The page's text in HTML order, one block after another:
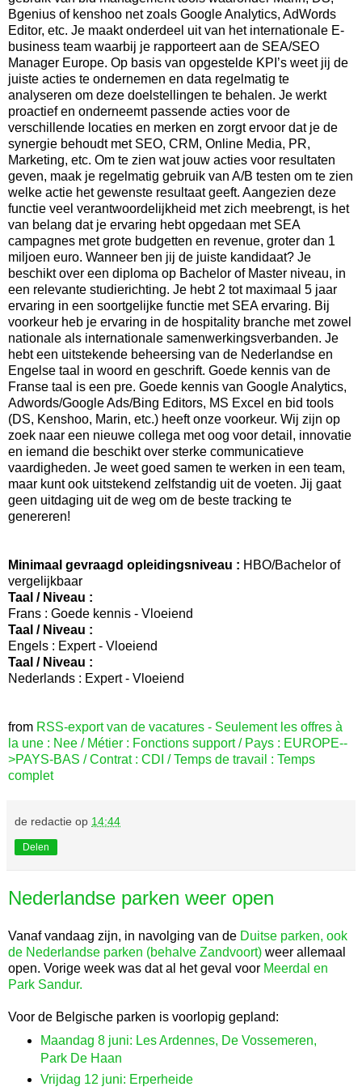
Bgenius of kenshoo net zoals Google Analytics, AdWords
Editor, etc. Je maakt onderdeel uit van het internationale E-
business team waarbij je rapporteert aan de SEA/SEO
Manager Europe. Op basis van opgestelde KPI’s weet jij de
juiste acties te ondernemen en data regelmatig te
analyseren om deze doelstellingen te behalen. Je werkt
proactief en onderneemt passende acties voor de
verschillende locaties en merken en zorgt ervoor dat je de
synergie behoudt met SEO, CRM, Online Media, PR,
Marketing, etc. Om te zien wat jouw acties voor resultaten
geven, maak je regelmatig gebruik van A/B testen om te zien
welke actie het gewenste resultaat geeft. Aangezien deze
functie veel verantwoordelijkheid met zich meebrengt, is het
van belang dat je ervaring hebt opgedaan met SEA
campagnes met grote budgetten en revenue, groter dan 1
miljoen euro. Wanneer ben jij de juiste kandidaat? Je
beschikt over een diploma op Bachelor of Master niveau, in
een relevante studierichting. Je hebt 2 tot maximaal 5 jaar
ervaring in een soortgelijke functie met SEA ervaring. Bij
voorkeur heb je ervaring in de hospitality branche met zowel
nationale als internationale samenwerkingsverbanden. Je
hebt een uitstekende beheersing van de Nederlandse en
Engelse taal in woord en geschrift. Goede kennis van de
Franse taal is een pre. Goede kennis van Google Analytics,
Adwords/Google Ads/Bing Editors, MS Excel en bid tools
(DS, Kenshoo, Marin, etc.) heeft onze voorkeur. Wij zijn op
zoek naar een nieuwe collega met oog voor detail, innovatie
en iemand die beschikt over sterke communicatieve
vaardigheden. Je weet goed samen te werken in een team,
maar kunt ook uitstekend zelfstandig uit de voeten. Jij gaat
geen uitdaging uit de weg om de beste tracking te
genereren!
Minimaal gevraagd opleidingsniveau : HBO/Bachelor of
vergelijkbaar
Taal / Niveau :
Frans : Goede kennis - Vloeiend
Taal / Niveau :
Engels : Expert - Vloeiend
Taal / Niveau :
Nederlands : Expert - Vloeiend
from RSS-export van de vacatures - Seulement les offres à
la une : Nee / Métier : Fonctions support / Pays : EUROPE--
>PAYS-BAS / Contrat : CDI / Temps de travail : Temps
complet
de redactie op 14:44
Delen
Nederlandse parken weer open
Vanaf vandaag zijn, in navolging van de Duitse parken, ook
de Nederlandse parken (behalve Zandvoort) weer allemaal
open. Vorige week was dat al het geval voor Meerdal en
Park Sandur.
Voor de Belgische parken is voorlopig gepland:
Maandag 8 juni: Les Ardennes, De Vossemeren,
Park De Haan
Vrijdag 12 juni: Erperheide